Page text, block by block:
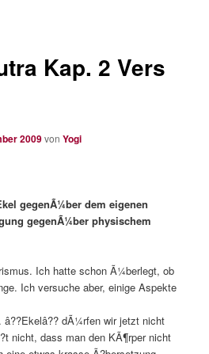
Kap. 2 Vers
2009vonYogi
gegenÃ¼ber dem eigenen
gegenÃ¼ber physischem
Ich hatte schon Ã¼berlegt, ob
Ich versuche aber, einige Aspekte
dÃ¼rfen wir jetzt nicht
nicht, dass man den KÃ¶rper nicht